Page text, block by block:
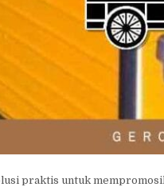
praktis untuk